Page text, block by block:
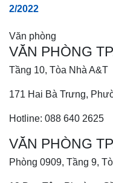
2/2022
Văn phòng
VĂN PHÒNG
Tầng 10, Tòa Nhà A&T
171 Hai Bà Trưng,
Hotline: 088 640 2625
VĂN PHÒNG
Phòng 0909, Tầng 9,